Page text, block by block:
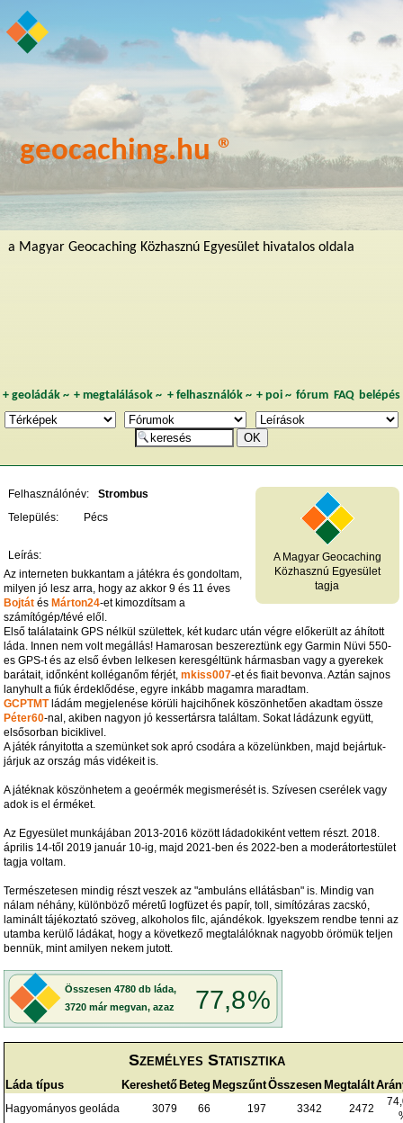
geocaching.hu ®
a Magyar Geocaching Közhasznú Egyesület hivatalos oldala
+ geoládák~ +megtalálások ~ + felhasználók~ + poi~ fórum FAQ belépés
A Magyar Geocaching
Közhasznú Egyesület
tagja
Felhasználónév:
Strombus
Település:
Pécs
Leírás:
Az interneten bukkantam a játékra és gondoltam,
milyen jó lesz arra, hogy az akkor 9 és 11 éves
Bojtát ésMárton24-et kimozdítsam a
számítógép/tévé elől.
Első találataink GPS nélkül születtek, két kudarc után végre előkerült az áhított
láda. Innen nem volt megállás! Hamarosan beszereztünk egy Garmin Nüvi 550-
es GPS-t és az első évben lelkesen keresgéltünk hármasban vagy a gyerekek
barátait, időnként kolléganőm férjét,mkiss007-et és fiait bevonva. Aztán sajnos
lanyhult a fiúk érdeklődése, egyre inkább magamra maradtam.
GCPTMTládám megjelenése körüli hajcihőnek köszönhetően akadtam össze
Péter60-nal, akiben nagyon jó kessertársra találtam. Sokat ládázunk együtt,
elsősorban biciklivel.
A játék rányitotta a szemünket sok apró csodára a közelünkben, majd bejártuk-
járjuk az ország más vidékeit is.
A játéknak köszönhetem a geoérmék megismerését is. Szívesen cserélek vagy
adok is el érméket.
Az Egyesület munkájában 2013-2016 között ládadokiként vettem részt. 2018.
április 14-től 2019 január 10-ig, majd 2021-ben és 2022-ben a moderátortestület
tagja voltam.
Természetesen mindig részt veszek az "ambuláns ellátásban" is. Mindig van
nálam néhány, különböző méretű logfüzet és papír, toll, simítózáras zacskó,
laminált tájékoztató szöveg, alkoholos filc, ajándékok. Igyekszem rendbe tenni az
utamba kerülő ládákat, hogy a következő megtalálóknak nagyobb örömük teljen
bennük, mint amilyen nekem jutott.
Személyes Statisztika
Láda típus KereshetőBeteg MegszűntÖsszesenMegtalált
Hagyományos geoláda 3079 66 197 3342 2472